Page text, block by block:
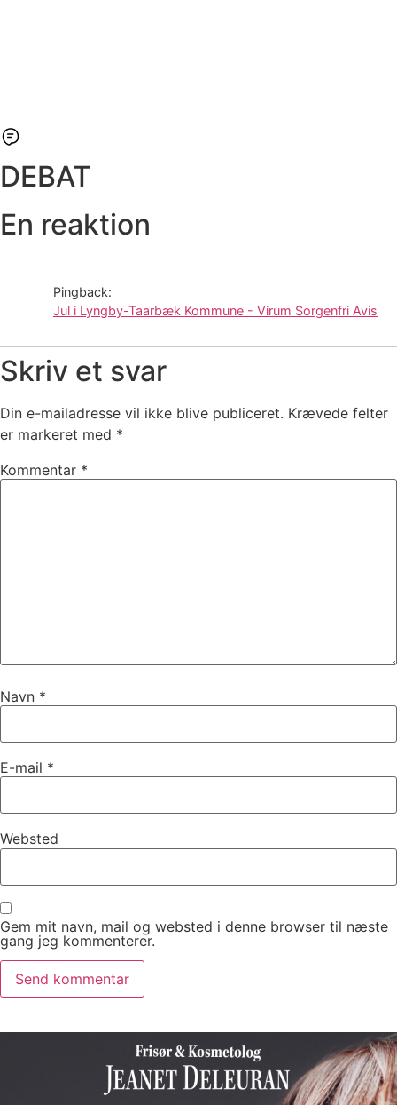
DEBAT
En reaktion
Pingback:
Jul i Lyngby-Taarbæk Kommune - Virum Sorgenfri Avis
Skriv et svar
Din e-mailadresse vil ikke blive publiceret. Krævede felter
er markeret med *
Kommentar *
Navn *
E-mail *
Websted
Gem mit navn, mail og websted i denne browser til næste
gang jeg kommenterer.